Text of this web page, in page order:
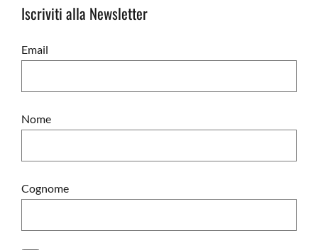
Iscriviti alla Newsletter
Email
Nome
Cognome